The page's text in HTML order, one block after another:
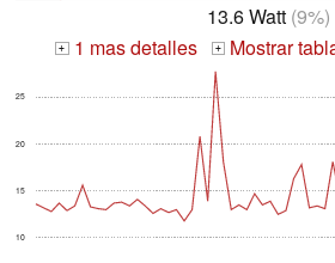
13.6 Watt(9%)
+ 1 mas detalles + Mostrar
10
15
20
25